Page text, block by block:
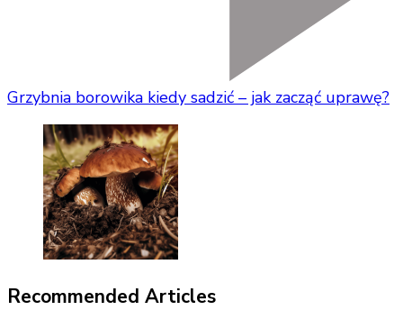
Grzybnia borowika kiedy sadzić – jak zacząć uprawę?
Recommended Articles